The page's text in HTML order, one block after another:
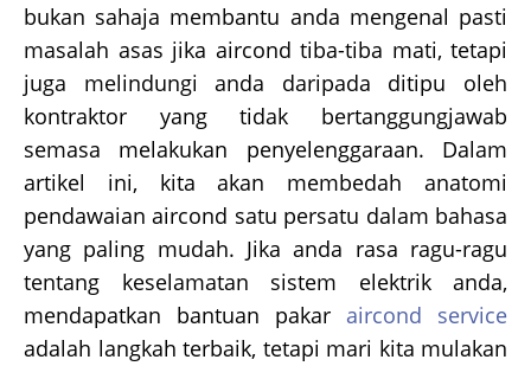
bukan sahaja membantu anda mengenal pasti
masalah asas jika aircond tiba-tiba mati, tetapi
juga melindungi anda daripada ditipu oleh
kontraktor yang tidak bertanggungjawab
semasa melakukan penyelenggaraan. Dalam
artikel ini, kita akan membedah anatomi
pendawaian aircond satu persatu dalam bahasa
yang paling mudah. Jika anda rasa ragu-ragu
tentang keselamatan sistem elektrik anda,
mendapatkan bantuan pakar aircond service
adalah langkah terbaik, tetapi mari kita mulakan